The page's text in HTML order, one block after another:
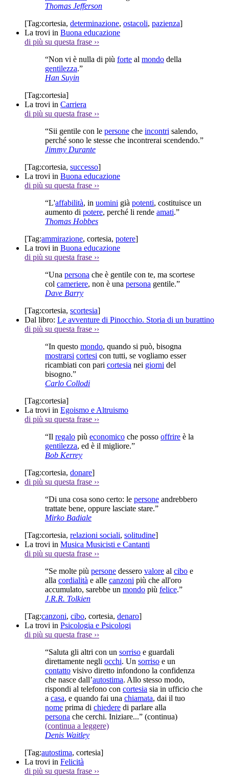
Thomas Jefferson
[Tag:cortesia, determinazione, ostacoli, pazienza]
La trovi in Buona educazione
di più su questa frase ››
“Non vi è nulla di più forte al mondo della
gentilezza.”
Han Suyin
[Tag:cortesia]
La trovi in Carriera
di più su questa frase ››
“Sii gentile con le persone che incontri salendo,
perché sono le stesse che incontrerai scendendo.”
Jimmy Durante
[Tag:cortesia, successo]
La trovi in Buona educazione
di più su questa frase ››
“L'affabilità, in uomini già potenti, costituisce un
aumento di potere, perché li rende amati.”
Thomas Hobbes
[Tag:ammirazione, cortesia, potere]
La trovi in Buona educazione
di più su questa frase ››
“Una persona che è gentile con te, ma scortese
col cameriere, non è una persona gentile.”
Dave Barry
[Tag:cortesia, scortesia]
Dal libro: Le avventure di Pinocchio. Storia di un burattino
di più su questa frase ››
“In questo mondo, quando si può, bisogna
mostrarsi cortesi con tutti, se vogliamo esser
ricambiati con pari cortesia nei giorni del
bisogno.”
Carlo Collodi
[Tag:cortesia]
La trovi in Egoismo e Altruismo
di più su questa frase ››
“Il regalo più economico che posso offrire è la
gentilezza, ed è il migliore.”
Bob Kerrey
[Tag:cortesia, donare]
di più su questa frase ››
“Di una cosa sono certo: le persone andrebbero
trattate bene, oppure lasciate stare.”
Mirko Badiale
[Tag:cortesia, relazioni sociali, solitudine]
La trovi in Musica Musicisti e Cantanti
di più su questa frase ››
“Se molte più persone dessero valore al cibo e
alla cordialità e alle canzoni più che all'oro
accumulato, sarebbe un mondo più felice.”
J.R.R. Tolkien
[Tag:canzoni, cibo, cortesia, denaro]
La trovi in Psicologia e Psicologi
di più su questa frase ››
“Saluta gli altri con un sorriso e guardali
direttamente negli occhi. Un sorriso e un
contatto visivo diretto infondono la confidenza
che nasce dall’autostima. Allo stesso modo,
rispondi al telefono con cortesia sia in ufficio che
a casa, e quando fai una chiamata, dai il tuo
nome prima di chiedere di parlare alla
persona che cerchi. Iniziare...” (continua)
(continua a leggere)
Denis Waitley
[Tag:autostima, cortesia]
La trovi in Felicità
di più su questa frase ››